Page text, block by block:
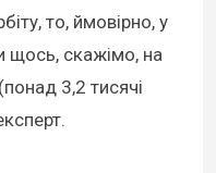
то, ймовірно, у
щось, скажімо, на
3,2 тисячі